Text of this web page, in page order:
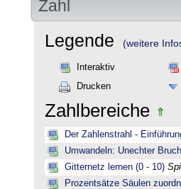
Zahl
Legende (weitere
Interaktiv
Drucken
Zahlbereiche
Der Zahlenstrahl -
Umwandeln: Unechter
Gitternetz lernen (0 - 10)
Prozentsätze Säulen